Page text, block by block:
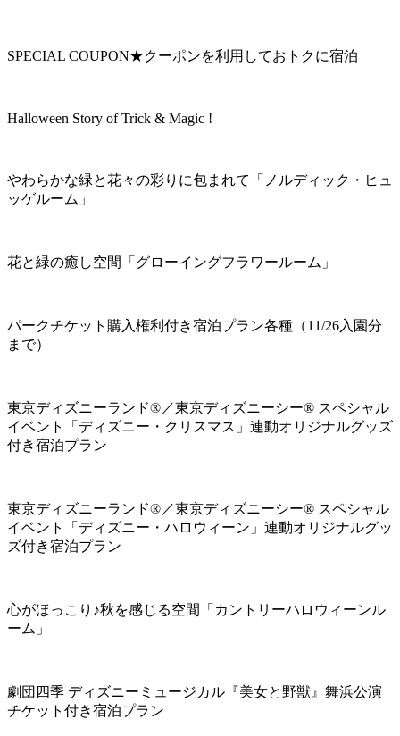
SPECIAL COUPON★クーポンを利用しておトクに宿泊
Halloween Story of Trick & Magic !
やわらかな緑と花々の彩りに包まれて「ノルディック・ヒュ
ッゲルーム」
花と緑の癒し空間「グローイングフラワールーム」
パークチケット購入権利付き宿泊プラン各種（11/26入園分
まで）
東京ディズニーランド®／東京ディズニーシー® スペシャル
イベント「ディズニー・クリスマス」連動オリジナルグッズ
付き宿泊プラン
東京ディズニーランド®／東京ディズニーシー® スペシャル
イベント「ディズニー・ハロウィーン」連動オリジナルグッ
ズ付き宿泊プラン
心がほっこり♪秋を感じる空間「カントリーハロウィーンル
ーム」
劇団四季 ディズニーミュージカル『美女と野獣』舞浜公演
チケット付き宿泊プラン